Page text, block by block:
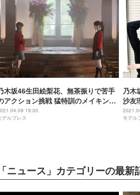
木坂46生田絵梨花、無茶振りで苦手
アクション挑戦 猛特訓のメイキング
像公開 19:00
デルプレス
乃木
沙友
すが
モデル
「ニュース」カテゴリーの最新